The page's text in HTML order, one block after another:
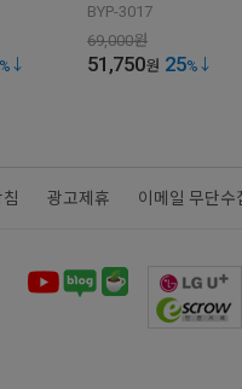
%
BYP-3017
69,000원
51,750원 25%
광고제휴 이메일 무단수